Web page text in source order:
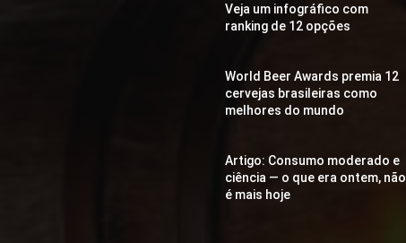
Veja um infográfico com
ranking de 12 opções
World Beer Awards premia 12
cervejas brasileiras como
melhores do mundo
Artigo: Consumo moderado e
ciência — o que era ontem, não
é mais hoje